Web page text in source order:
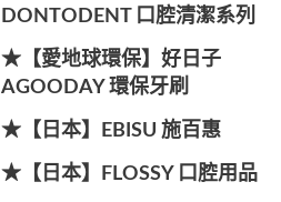
DONTODENT 口腔清潔系列
★【愛地球環保】好日子
AGOODAY 環保牙刷
★【日本】EBISU 施百惠
★【日本】FLOSSY 口腔用品